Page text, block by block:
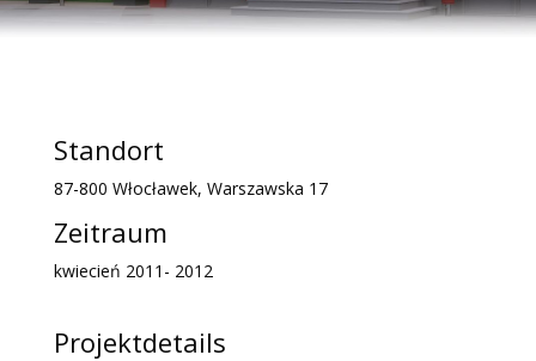
Standort
87-800 Włocławek, Warszawska 17
Zeitraum
kwiecień 2011- 2012
Projektdetails